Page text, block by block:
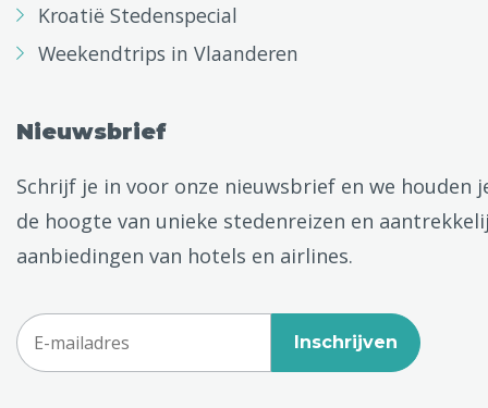
Kroatië Stedenspecial
Weekendtrips in Vlaanderen
Nieuwsbrief
Schrijf je in voor onze nieuwsbrief en we houden
de hoogte van unieke stedenreizen en
aanbiedingen van hotels en airlines.
Inschrijven